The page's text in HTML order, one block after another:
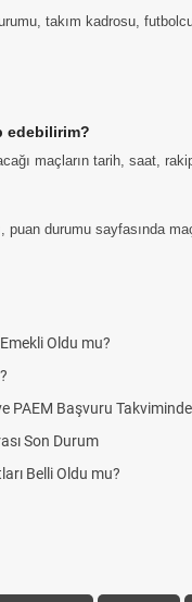
takım kadrosu,
edebilirim?
maçların tarih, saat,
puan durumu sayfasında
Oldu mu?
PAEM Başvuru
Son Durum
Belli Oldu mu?